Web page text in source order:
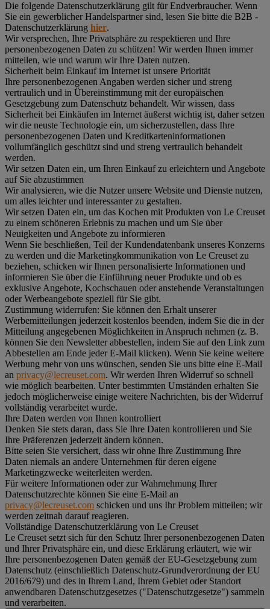
Die folgende Datenschutzerklärung gilt für Endverbraucher. Wenn
Sie ein gewerblicher Handelspartner sind, lesen Sie bitte die B2B -
Datenschutzerklärung hier.
Wir versprechen, Ihre Privatsphäre zu respektieren und Ihre
personenbezogenen Daten zu schützen! Wir werden Ihnen immer
mitteilen, wie und warum wir Ihre Daten nutzen.
Sicherheit beim Einkauf im Internet ist unsere Priorität
Ihre personenbezogenen Angaben werden sicher und streng
vertraulich und in Übereinstimmung mit der europäischen
Gesetzgebung zum Datenschutz behandelt. Wir wissen, dass
Sicherheit bei Einkäufen im Internet äußerst wichtig ist, daher setzen
wir die neuste Technologie ein, um sicherzustellen, dass Ihre
personenbezogenen Daten und Kreditkarteninformationen
vollumfänglich geschützt sind und streng vertraulich behandelt
werden.
Wir setzen Daten ein, um Ihren Einkauf zu erleichtern und Angebote
auf Sie abzustimmen
Wir analysieren, wie die Nutzer unsere Website und Dienste nutzen,
um alles leichter und interessanter zu gestalten.
Wir setzen Daten ein, um das Kochen mit Produkten von Le Creuset
zu einem schöneren Erlebnis zu machen und um Sie über
Neuigkeiten und Angebote zu informieren
Wenn Sie beschließen, Teil der Kundendatenbank unseres Konzerns
zu werden und die Marketingkommunikation von Le Creuset zu
beziehen, schicken wir Ihnen personalisierte Informationen und
informieren Sie über die Einführung neuer Produkte und ob es
exklusive Angebote, Kochschauen oder anstehende Veranstaltungen
oder Werbeangebote speziell für Sie gibt.
Zustimmung widerrufen: Sie können den Erhalt unserer
Werbemitteilungen jederzeit kostenlos beenden, indem Sie die in der
Mitteilung angegebenen Möglichkeiten in Anspruch nehmen (z. B.
können Sie den Newsletter abbestellen, indem Sie auf den Link zum
Abbestellen am Ende jeder E-Mail klicken). Wenn Sie keine weitere
Werbung mehr von uns wünschen, senden Sie uns bitte eine E-Mail
an privacy@lecreuset.com. Wir werden Ihren Widerruf so schnell
wie möglich bearbeiten. Unter bestimmten Umständen erhalten Sie
jedoch möglicherweise einige weitere Nachrichten, bis der Widerruf
vollständig verarbeitet wurde.
Ihre Daten werden von Ihnen kontrolliert
Denken Sie stets daran, dass Sie Ihre Daten kontrollieren und Sie
Ihre Präferenzen jederzeit ändern können.
Bitte seien Sie versichert, dass wir ohne Ihre Zustimmung Ihre
Daten niemals an andere Unternehmen für deren eigene
Marketingzwecke weiterleiten werden.
Für weitere Informationen oder zur Wahrnehmung Ihrer
Datenschutzrechte können Sie eine E-Mail an
privacy@lecreuset.com schicken und uns Ihr Problem mitteilen; wir
werden zeitnah darauf reagieren.
Vollständige Datenschutzerklärung von Le Creuset
Le Creuset setzt sich für den Schutz Ihrer personenbezogenen Daten
und Ihrer Privatsphäre ein, und diese Erklärung erläutert, wie wir
Ihre personenbezogenen Daten gemäß der EU-Gesetzgebung zum
Datenschutz (einschließlich Datenschutz-Grundverordnung der EU
2016/679) und des in Ihrem Land, Ihrem Gebiet oder Standort
anwendbaren Datenschutzgesetzes ("Datenschutzgesetze") sammeln
und verarbeiten.